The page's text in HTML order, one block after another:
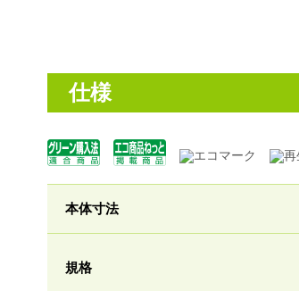
仕様
本体寸法
規格